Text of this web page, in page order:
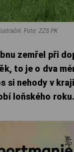
Foto: ZZS PK
zemřel při
to je o dva
si nehody v
loňského roku.